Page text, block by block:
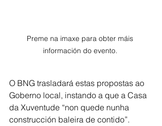
Preme na imaxe para obter máis
información do evento.
O BNG trasladará estas propostas ao
Goberno local, instando a que a Casa
da Xuventude “non quede nunha
construcción baleira de contido”.